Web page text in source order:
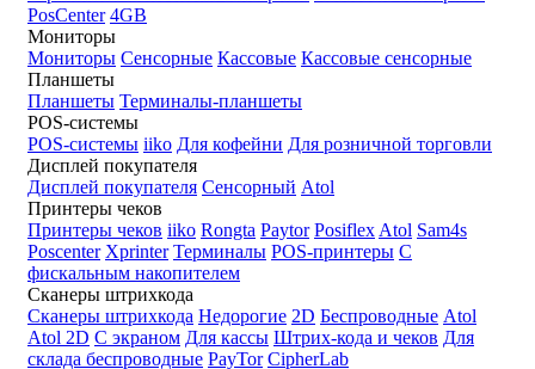
PosCenter 4GB
Мониторы
Мониторы Сенсорные Кассовые Кассовые сенсорные
Планшеты
Планшеты Терминалы-планшеты
POS-системы
POS-системы iiko Для кофейни Для розничной торговли
Дисплей покупателя
Дисплей покупателя Сенсорный Atol
Принтеры чеков
Принтеры чеков iiko Rongta Paytor Posiflex Atol Sam4s
Poscenter Xprinter Терминалы POS-принтеры С
фискальным накопителем
Сканеры штрихкода
Сканеры штрихкода Недорогие 2D Беспроводные Atol
Atol 2D С экраном Для кассы Штрих-кода и чеков Для
склада беспроводные PayTor CipherLab